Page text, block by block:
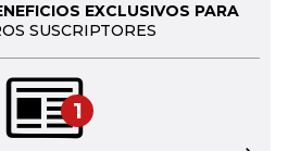
EXCLUSIVOS PARA
SUSCRIPTORES
1